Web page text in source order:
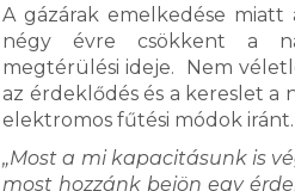
A gázárak emelkedése
négy évre csökkent a
megtérülési ideje. Nem
az érdeklődés és a kereslet a
elektromos fűtési módok iránt.
„Most a mi kapacitásunk is
most hozzánk bejön egy